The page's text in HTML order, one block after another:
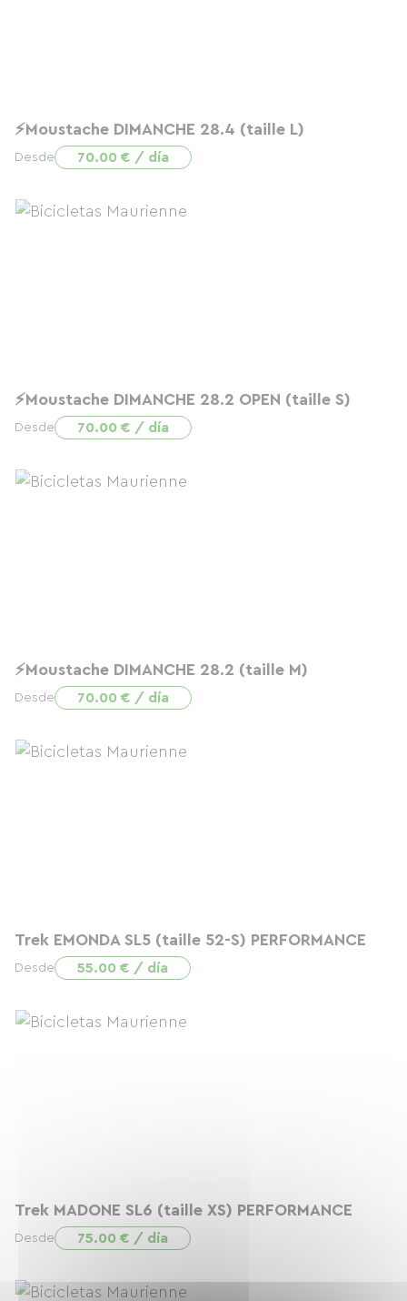
⚡Moustache DIMANCHE 28.4 (taille L)
Desde 70.00 € / día
⚡Moustache DIMANCHE 28.2 OPEN (taille S)
Desde 70.00 € / día
⚡Moustache DIMANCHE 28.2 (taille M)
Desde 70.00 € / día
Trek EMONDA SL5 (taille 52-S) PERFORMANCE
Desde 55.00 € / día
Trek MADONE SL6 (taille XS) PERFORMANCE
Desde 75.00 € / día